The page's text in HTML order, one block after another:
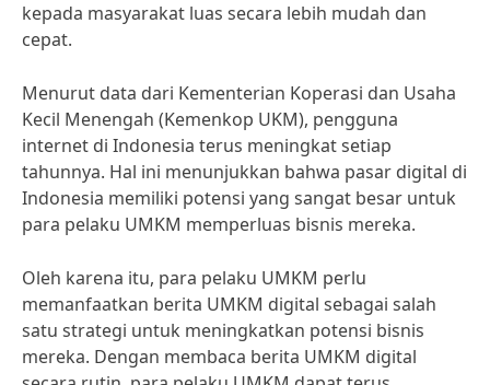
kepada masyarakat luas secara lebih mudah dan
cepat.
Menurut data dari Kementerian Koperasi dan Usaha
Kecil Menengah (Kemenkop UKM), pengguna
internet di Indonesia terus meningkat setiap
tahunnya. Hal ini menunjukkan bahwa pasar digital di
Indonesia memiliki potensi yang sangat besar untuk
para pelaku UMKM memperluas bisnis mereka.
Oleh karena itu, para pelaku UMKM perlu
memanfaatkan berita UMKM digital sebagai salah
satu strategi untuk meningkatkan potensi bisnis
mereka. Dengan membaca berita UMKM digital